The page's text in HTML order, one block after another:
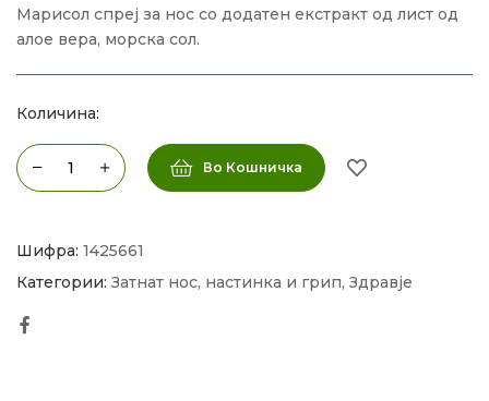
Марисол спреј за нос со додатен екстракт од лист од
алое вера, морска сол.
Количина:
Во Кошничка
Шифра: 1425661
Категории: Затнат нос, настинка и грип, Здравје